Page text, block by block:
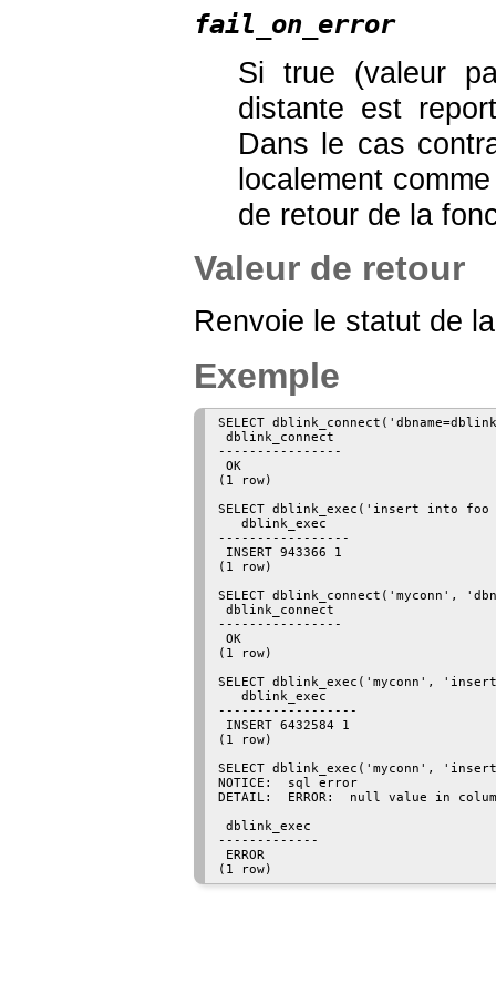
fail_on_error
Si true (valeur
distante est
Dans le cas
localement
de retour de la
Valeur de retour
Renvoie le statut de
Exemple
SELECT
dblink_connect
----------------
OK
(1 row)
SELECT dblink_exec('insert
   dblink_exec
-----------------
INSERT 943366 1
(1 row)
SELECT dblink_connect('myconn',
dblink_connect
----------------
OK
(1 row)
SELECT dblink_exec('myconn',
   dblink_exec
------------------
INSERT 6432584 1
(1 row)
SELECT dblink_exec('myconn',
NOTICE:  sql error
DETAIL:  ERROR:  null value in
dblink_exec
-------------
ERROR